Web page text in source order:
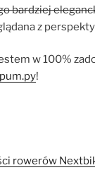
bardziej
z
w 100%
pum.py!
rowerów